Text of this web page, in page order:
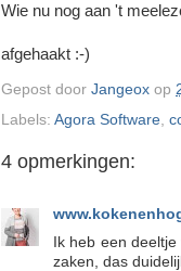
Wie nu nog aan 't
afgehaakt :-)
Gepost door Jangeox op
Labels: Agora Software
4 opmerkingen:
Ik heb een
zaken, das